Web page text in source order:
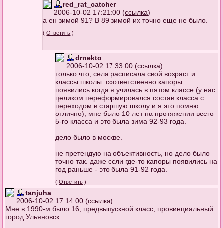
red_rat_catcher
2006-10-02 17:21:00 (ссылка)
а ен зимой 91? В 89 зимой их точно еще не было.
(Ответить )
drnekto
2006-10-02 17:33:00 (ссылка)
только что, села расписала свой возраст и
классы школы. соответственно капоры
появились когда я училась в пятом классе (у нас
целиком переформировался состав класса с
переходом в старшую школу и я это помню
отлично), мне было 10 лет на протяжении всего
5-го класса и это была зима 92-93 года.
дело было в москве.
не претендую на объективность, но дело было
точно так. даже если где-то капоры появились на
год раньше - это была 91-92 года.
(Ответить )
tanjuha
2006-10-02 17:14:00 (ссылка)
Мне в 1990-м было 16, предвыпускной класс, провинциальный
город Ульяновск